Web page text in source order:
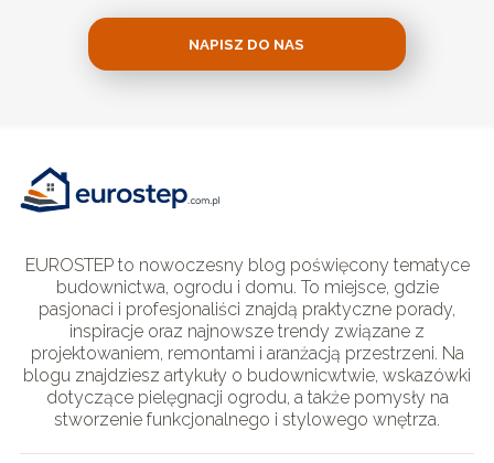
NAPISZ DO NAS
EUROSTEP to nowoczesny blog poświęcony tematyce
budownictwa, ogrodu i domu. To miejsce, gdzie
pasjonaci i profesjonaliści znajdą praktyczne porady,
inspiracje oraz najnowsze trendy związane z
projektowaniem, remontami i aranżacją przestrzeni. Na
blogu znajdziesz artykuły o budownicwtwie, wskazówki
dotyczące pielęgnacji ogrodu, a także pomysły na
stworzenie funkcjonalnego i stylowego wnętrza.